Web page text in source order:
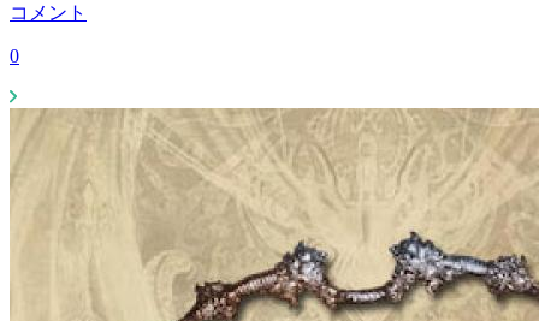
コメント
0